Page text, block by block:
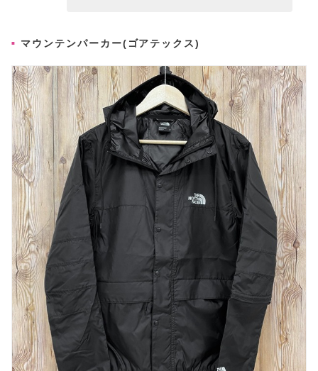
マウンテンパーカー(ゴアテックス)